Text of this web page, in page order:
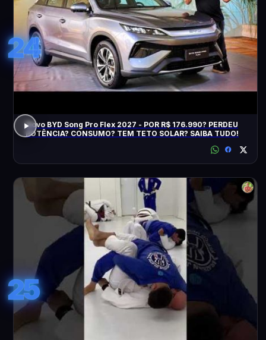
24
Novo BYD Song Pro Flex 2027 - POR R$ 176.990? PERDEU
POTÊNCIA? CONSUMO? TEM TETO SOLAR? SAIBA TUDO!
25